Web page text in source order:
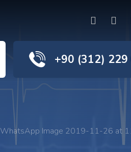
+90 (312) 229
WhatsApp Image 2019-11-26 at